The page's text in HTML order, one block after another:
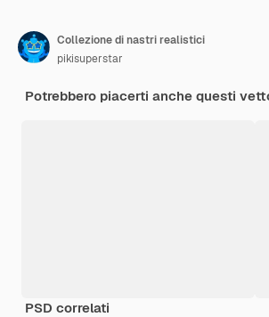
Collezione di nastri realistici
pikisuperstar
Potrebbero piacerti anche questi
PSD correlati